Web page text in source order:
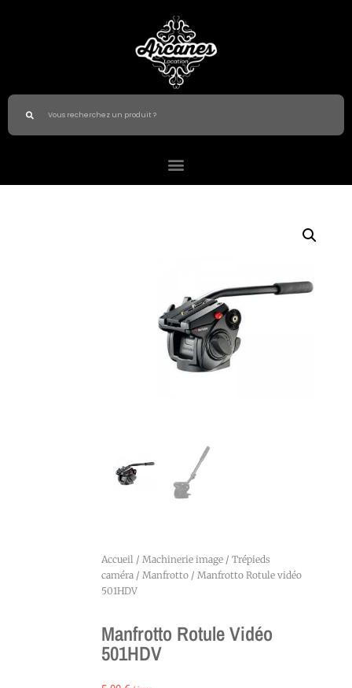
Accueil / Machinerie image / Trépieds
caméra / Manfrotto / Manfrotto Rotule vidéo
501HDV
Manfrotto Rotule Vidéo
501HDV